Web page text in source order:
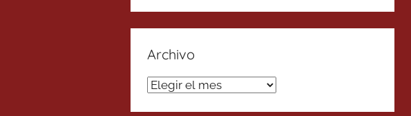
Archivo
Archivo